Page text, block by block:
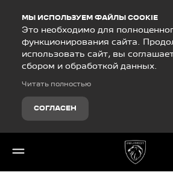
МЫ ИСПОЛЬЗУЕМ ФАЙЛЫ COOKIE
Это необходимо для
функционирования сайта.
использовать сайт, вы
сбором и обработкой данных.
Читать полностью
СОГЛАСЕН